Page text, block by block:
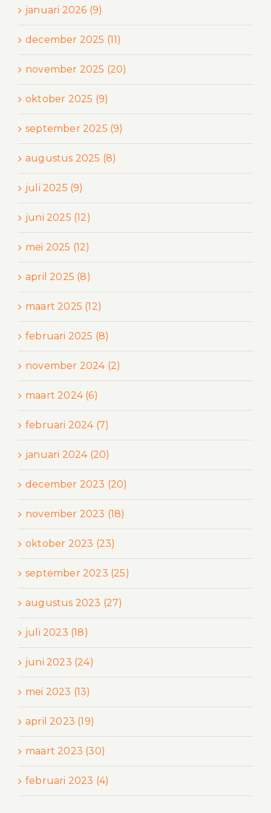
januari 2026 (9)
december 2025 (11)
november 2025 (20)
oktober 2025 (9)
september 2025 (9)
augustus 2025 (8)
juli 2025 (9)
juni 2025 (12)
mei 2025 (12)
april 2025 (8)
maart 2025 (12)
februari 2025 (8)
november 2024 (2)
maart 2024 (6)
februari 2024 (7)
januari 2024 (20)
december 2023 (20)
november 2023 (18)
oktober 2023 (23)
september 2023 (25)
augustus 2023 (27)
juli 2023 (18)
juni 2023 (24)
mei 2023 (13)
april 2023 (19)
maart 2023 (30)
februari 2023 (4)